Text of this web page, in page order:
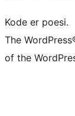
Kode er poesi.
The
of the